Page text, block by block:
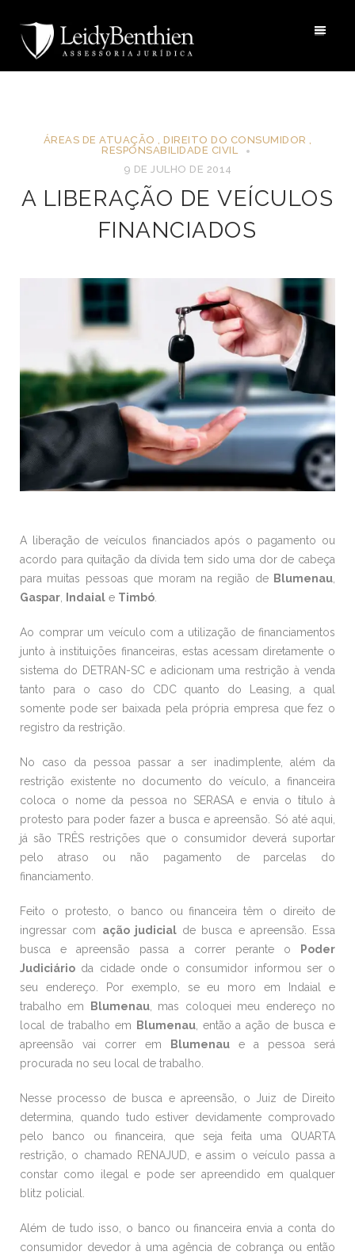
ÁREAS DE ATUAÇÃO , DIREITO DO CONSUMIDOR ,
RESPONSABILIDADE CIVIL
9 DE JULHO DE 2014
A LIBERAÇÃO DE VEÍCULOS
FINANCIADOS
A liberação de veículos financiados após o pagamento ou
acordo para quitação da dívida tem sido uma dor de cabeça
para muitas pessoas que moram na região de Blumenau,
Gaspar, Indaial e Timbó.
Ao comprar um veículo com a utilização de financiamentos
junto à instituições financeiras, estas acessam diretamente o
sistema do DETRAN-SC e adicionam uma restrição à venda
tanto para o caso do CDC quanto do Leasing, a qual
somente pode ser baixada pela própria empresa que fez o
registro da restrição.
No caso da pessoa passar a ser inadimplente, além da
restrição existente no documento do veículo, a financeira
coloca o nome da pessoa no SERASA e envia o título à
protesto para poder fazer a busca e apreensão. Só até aqui,
já são TRÊS restrições que o consumidor deverá suportar
pelo atraso ou não pagamento de parcelas do
financiamento.
Feito o protesto, o banco ou financeira têm o direito de
ingressar com ação judicialde busca e apreensão. Essa
busca e apreensão passa a correr perante o
Poder
Judiciário da cidade onde o consumidor informou ser o
seu endereço. Por exemplo, se eu moro em Indaial e
trabalho em
Blumenau, mas coloquei meu endereço no
local de trabalho em
Blumenau, então a ação de busca e
apreensão vai correr em
Blumenau e a pessoa será
procurada no seu local de trabalho.
Nesse processo de busca e apreensão, o Juiz de Direito
determina, quando tudo estiver devidamente comprovado
pelo banco ou financeira, que seja feita uma QUARTA
restrição, o chamado RENAJUD, e assim o veículo passa a
constar como ilegal e pode ser apreendido em qualquer
blitz policial.
Além de tudo isso, o banco ou financeira envia a conta do
consumidor devedor à uma agência de cobrança ou então